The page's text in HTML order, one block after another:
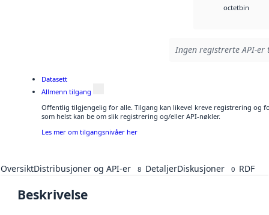
octetbin
Ingen registrerte API-
Datasett
Allmenn tilgang
Offentlig tilgjengelig for alle. Tilgang kan likevel kreve registrering og
som helst kan be om slik registrering og/eller API-nøkler.
Les mer om tilgangsnivåer her
OversiktDistribusjoner og API-er 8 DetaljerDiskusjoner 0 RDF
Beskrivelse